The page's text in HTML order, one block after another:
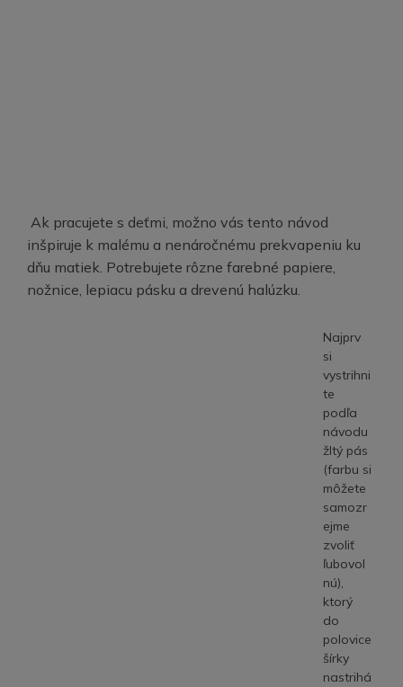
Ak pracujete s deťmi, možno vás tento návod
inšpiruje k malému a nenáročnému prekvapeniu ku
dňu matiek. Potrebujete rôzne farebné papiere,
nožnice, lepiacu pásku a drevenú halúzku.
Najprv
si
vystrihni
te
podľa
návodu
žltý pás
(farbu si
môžete
samozr
ejme
zvoliť
ľubovol
nú),
ktorý
do
polovice
šírky
nastrihá